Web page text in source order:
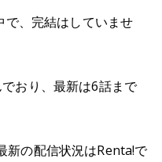
、完結はしていませ
おり、最新は6話まで
新の配信状況はRenta!で